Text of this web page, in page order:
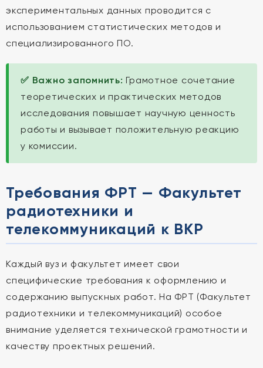
экспериментальных данных проводится с
использованием статистических методов и
специализированного ПО.
✅ Важно запомнить: Грамотное сочетание
теоретических и практических методов
исследования повышает научную ценность
работы и вызывает положительную реакцию
у комиссии.
Требования ФРТ — Факультет
радиотехники и
телекоммуникаций к ВКР
Каждый вуз и факультет имеет свои
специфические требования к оформлению и
содержанию выпускных работ. На ФРТ (Факультет
радиотехники и телекоммуникаций) особое
внимание уделяется технической грамотности и
качеству проектных решений.